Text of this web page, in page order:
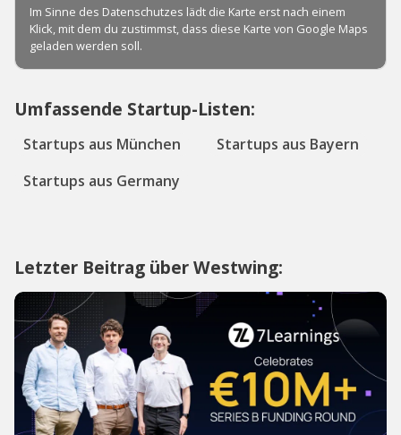
Umfassende Startup-Listen:
Startups aus München
Startups aus Bayern
Startups aus Germany
Letzter Beitrag über Westwing: